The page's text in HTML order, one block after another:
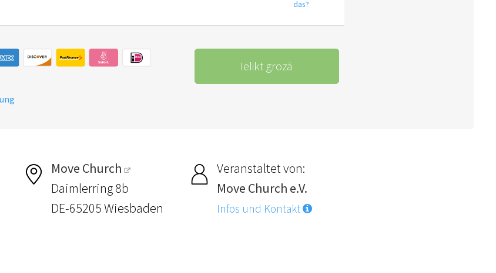
das?
Ielikt grozā
Move Church
Daimlerring 8b
DE-65205 Wiesbaden
Veranstaltet von:
Move Church e.V.
Infos und Kontakt